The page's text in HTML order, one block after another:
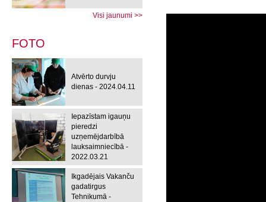
Visi jaunumi >>
FOTO
Atvērto durvju
dienas - 2024.04.11
Iepazīstam igauņu
pieredzi
uzņemējdarbībā
lauksaimniecībā -
2022.03.21
Ikgadējais Vakanču
gadatirgus
Tehnikumā -